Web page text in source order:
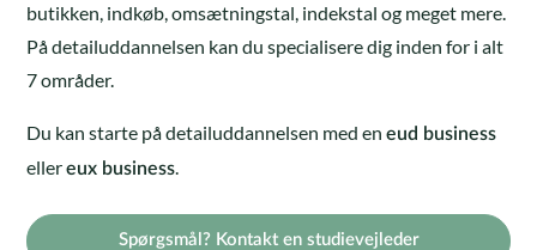
butikken, indkøb, omsætningstal, indekstal og meget mere.
På detailuddannelsen kan du specialisere dig inden for i alt
7 områder.
Du kan starte på detailuddannelsen med eneud business
ellereux business.
Spørgsmål? Kontakt en studievejleder